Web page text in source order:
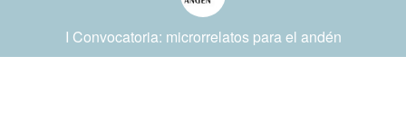
I Convocatoria: microrrelatos para el andén